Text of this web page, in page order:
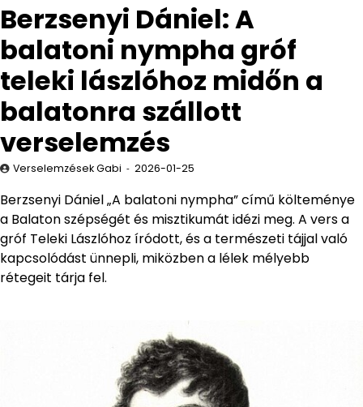
Berzsenyi Dániel: A
balatoni nympha gróf
teleki lászlóhoz midőn a
balatonra szállott
verselemzés
Verselemzések Gabi 2026-01-25
Berzsenyi Dániel „A balatoni nympha” című költeménye
a Balaton szépségét és misztikumát idézi meg. A vers a
gróf Teleki Lászlóhoz íródott, és a természeti tájjal való
kapcsolódást ünnepli, miközben a lélek mélyebb
rétegeit tárja fel.